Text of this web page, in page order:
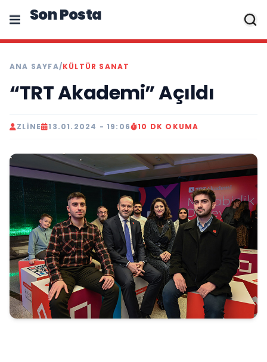
Son Posta
ANA SAYFA/KÜLTÜR SANAT
“TRT Akademi” Açıldı
ZLINE 13.01.2024 - 19:06 10 DK OKUMA